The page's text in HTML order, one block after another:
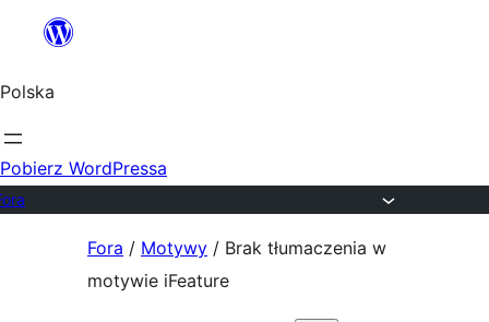
Przejdź
treści
Polska
Pobierz WordPressa
Fora / Motywy / Brak tłumaczenia w
motywie iFeature